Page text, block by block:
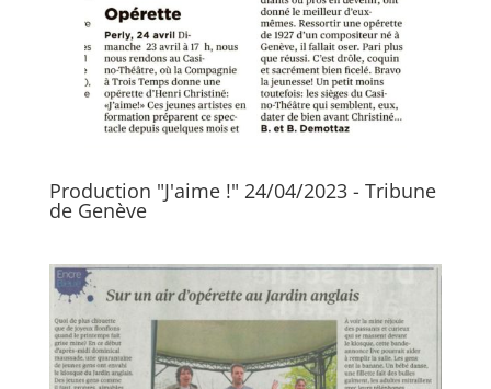
Production "J'aime !" 24/04/2023 - Tribune
de Genève